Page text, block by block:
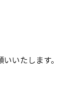
いたします。